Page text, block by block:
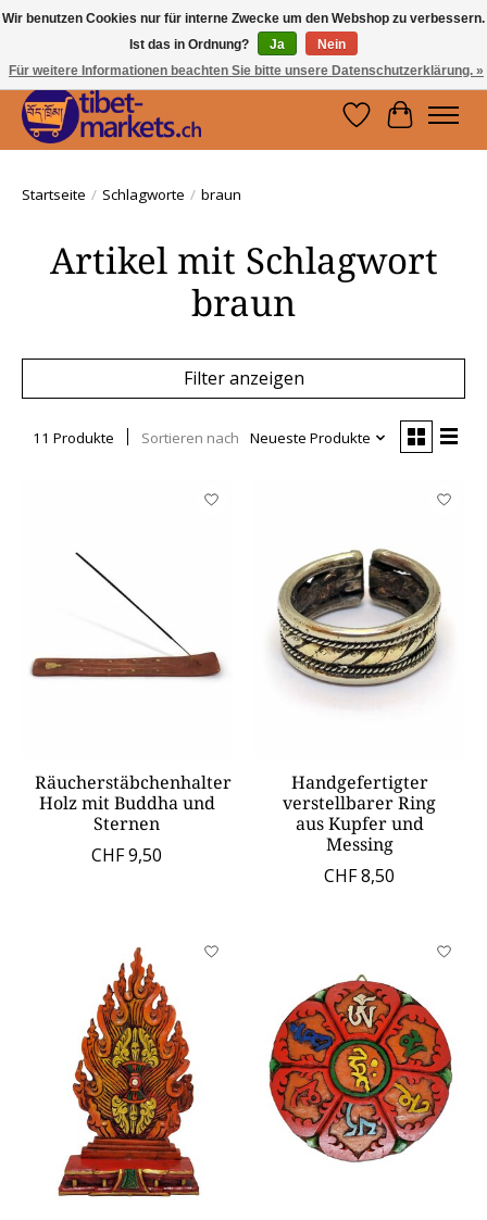
Handwerkskunst vom Dach der Welt.
Holen Sie sich ein Stück Tibet.
Wunschzettel
Ihr
Startseite / Schlagworte / braun
Artikel mit Schlagwort
braun
Filter anzeigen
11 Produkte Sortieren nach Neueste Produkte
Räucherstäbchenhalter
Holz mit Buddha und
Sternen
CHF 9,50
Handgefertigter
verstellbarer Ring
aus Kupfer und
Messing
CHF 8,50
Wir benutzen Cookies nur für interne Zwecke um den Webshop zu verbessern.
Ist das in Ordnung?
Ja
Nein
Für weitere Informationen beachten Sie bitte unsere Datenschutzerklärung. »